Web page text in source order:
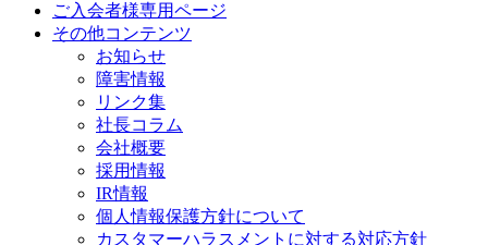
ご入会者様専用ページ
その他コンテンツ
お知らせ
障害情報
リンク集
社長コラム
会社概要
採用情報
IR情報
個人情報保護方針について
カスタマーハラスメントに対する対応方針